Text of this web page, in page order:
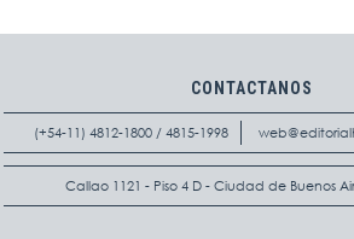
CONTACTANOS
(+54-11) 4812-1800 / 4815-1998
Callao 1121 - Piso 4 D - Ciudad de Buenos